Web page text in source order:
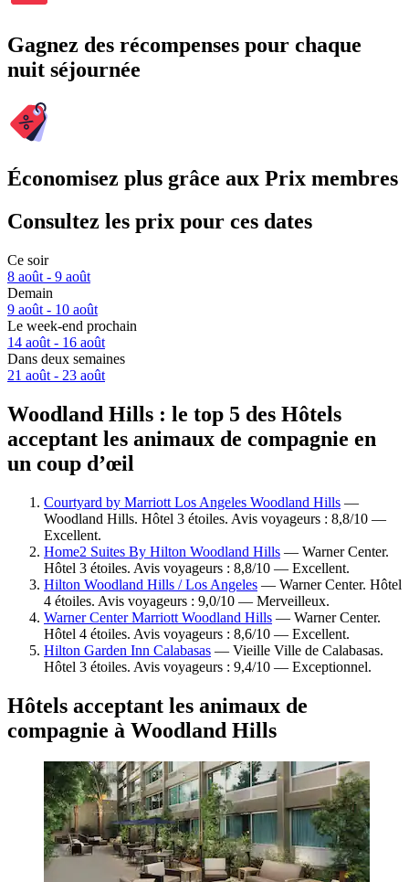
Gagnez des récompenses pour chaque
nuit séjournée
Économisez plus grâce aux Prix membres
Consultez les prix pour ces dates
Ce soir
8 août - 9 août
Demain
9 août - 10 août
Le week-end prochain
14 août - 16 août
Dans deux semaines
21 août - 23 août
Woodland Hills : le top 5 des Hôtels
acceptant les animaux de compagnie en
un coup d’œil
Courtyard by Marriott Los Angeles Woodland Hills —
Woodland Hills. Hôtel 3 étoiles. Avis voyageurs : 8,8/10 —
Excellent.
Home2 Suites By Hilton Woodland Hills — Warner Center.
Hôtel 3 étoiles. Avis voyageurs : 8,8/10 — Excellent.
Hilton Woodland Hills / Los Angeles — Warner Center. Hôtel
4 étoiles. Avis voyageurs : 9,0/10 — Merveilleux.
Warner Center Marriott Woodland Hills — Warner Center.
Hôtel 4 étoiles. Avis voyageurs : 8,6/10 — Excellent.
Hilton Garden Inn Calabasas — Vieille Ville de Calabasas.
Hôtel 3 étoiles. Avis voyageurs : 9,4/10 — Exceptionnel.
Hôtels acceptant les animaux de
compagnie à Woodland Hills